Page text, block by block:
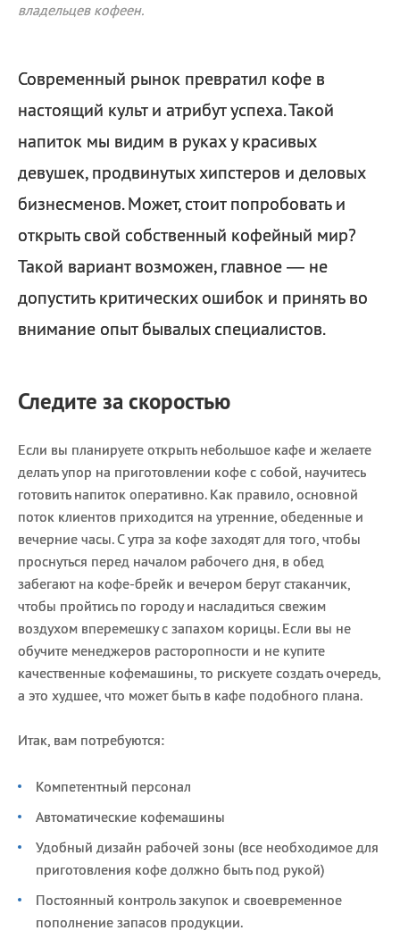
владельцев кофеен.
Современный рынок превратил кофе в
настоящий культ и атрибут успеха. Такой
напиток мы видим в руках у красивых
девушек, продвинутых хипстеров и деловых
бизнесменов. Может, стоит попробовать и
открыть свой собственный кофейный мир?
Такой вариант возможен, главное — не
допустить критических ошибок и принять во
внимание опыт бывалых специалистов.
Следите за скоростью
Если вы планируете открыть небольшое кафе и желаете
делать упор на приготовлении кофе с собой, научитесь
готовить напиток оперативно. Как правило, основной
поток клиентов приходится на утренние, обеденные и
вечерние часы. С утра за кофе заходят для того, чтобы
проснуться перед началом рабочего дня, в обед
забегают на кофе-брейк и вечером берут стаканчик,
чтобы пройтись по городу и насладиться свежим
воздухом вперемешку с запахом корицы. Если вы не
обучите менеджеров расторопности и не купите
качественные кофемашины, то рискуете создать очередь,
а это худшее, что может быть в кафе подобного плана.
Итак, вам потребуются:
Компетентный персонал
Автоматические кофемашины
Удобный дизайн рабочей зоны (все необходимое для
приготовления кофе должно быть под рукой)
Постоянный контроль закупок и своевременное
пополнение запасов продукции.